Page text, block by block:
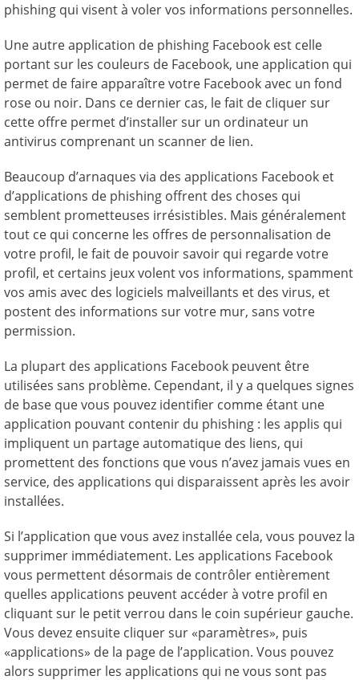
phishing qui visent à voler vos informations personnelles.
Une autre application de phishing Facebook est celle
portant sur les couleurs de Facebook, une application qui
permet de faire apparaître votre Facebook avec un fond
rose ou noir. Dans ce dernier cas, le fait de cliquer sur
cette offre permet d’installer sur un ordinateur un
antivirus comprenant un scanner de lien.
Beaucoup d’arnaques via des applications Facebook et
d’applications de phishing offrent des choses qui
semblent prometteuses irrésistibles. Mais généralement
tout ce qui concerne les offres de personnalisation de
votre profil, le fait de pouvoir savoir qui regarde votre
profil, et certains jeux volent vos informations, spamment
vos amis avec des logiciels malveillants et des virus, et
postent des informations sur votre mur, sans votre
permission.
La plupart des applications Facebook peuvent être
utilisées sans problème. Cependant, il y a quelques signes
de base que vous pouvez identifier comme étant une
application pouvant contenir du phishing : les applis qui
impliquent un partage automatique des liens, qui
promettent des fonctions que vous n’avez jamais vues en
service, des applications qui disparaissent après les avoir
installées.
Si l’application que vous avez installée cela, vous pouvez la
supprimer immédiatement. Les applications Facebook
vous permettent désormais de contrôler entièrement
quelles applications peuvent accéder à votre profil en
cliquant sur le petit verrou dans le coin supérieur gauche.
Vous devez ensuite cliquer sur «paramètres», puis
«applications» de la page de l’application. Vous pouvez
alors supprimer les applications qui ne vous sont pas